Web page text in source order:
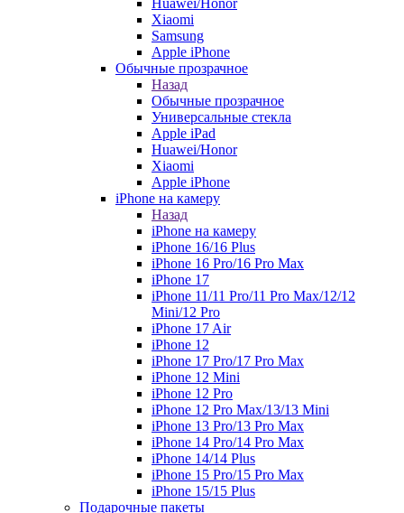
Huawei/Honor
Xiaomi
Samsung
Apple iPhone
Обычные прозрачное
Назад
Обычные прозрачное
Универсальные стекла
Apple iPad
Huawei/Honor
Xiaomi
Apple iPhone
iPhone на камеру
Назад
iPhone на камеру
iPhone 16/16 Plus
iPhone 16 Pro/16 Pro Max
iPhone 17
iPhone 11/11 Pro/11 Pro Max/12/12
Mini/12 Pro
iPhone 17 Air
iPhone 12
iPhone 17 Pro/17 Pro Max
iPhone 12 Mini
iPhone 12 Pro
iPhone 12 Pro Max/13/13 Mini
iPhone 13 Pro/13 Pro Max
iPhone 14 Pro/14 Pro Max
iPhone 14/14 Plus
iPhone 15 Pro/15 Pro Max
iPhone 15/15 Plus
Подарочные пакеты